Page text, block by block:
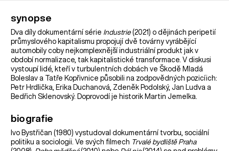
synopse
Dva díly dokumentární série Industrie(2021) o dějinách peripetií
průmyslového kapitalismu propojují dvě továrny vyrábějící
automobily coby nejkomplexnější industriální produkt jak v
období normalizace, tak kapitalistické transformace. V diskusi
vystoupí lidé, kteří v turbulentních dobách ve Škodě Mladá
Boleslav a Tatře Kopřivnice působili na zodpovědných pozicíich:
Petr Hrdlička, Erika Duchanová, Zdeněk Podolský, Jan Ludva a
Bedřich Sklenovský. Doprovodí je historik Martin Jemelka.
biografie
Ivo Bystřičan (1980) vystudoval dokumentární tvorbu, sociální
politiku a sociologii. Ve svých filmech Trvalé bydliště Praha